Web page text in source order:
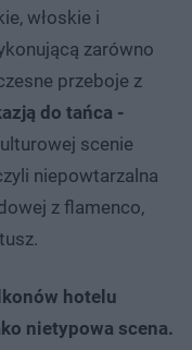
włoskie i
zarówno
przeboje z
do tańca -
scenie
niepowtarzalna
z flamenco,
hotelu
nietypowa scena.